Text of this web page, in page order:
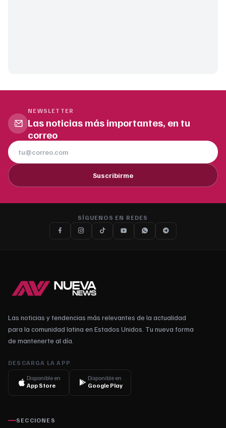
NEWSLETTER
Las noticias más importantes, en tu
correo
Suscribirme
SÍGUENOS EN REDES
Las noticias y tendencias más relevantes de la actualidad
para la comunidad latina en Estados Unidos. Tu nueva forma
de mantenerte al día.
DESCARGA LA APP
Disponible en
App Store
Disponible en
Google Play
SECCIONES